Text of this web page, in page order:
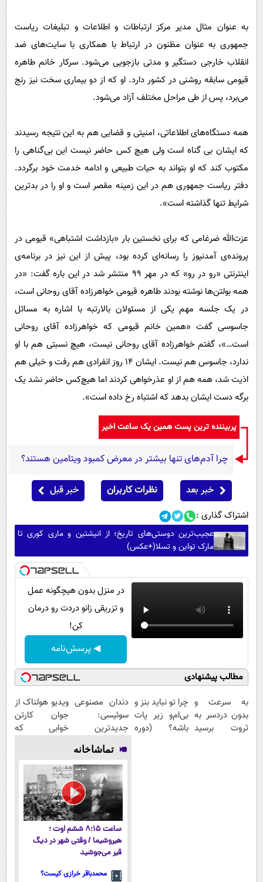
به عنوان مثال مدیر مرکز ارتباطات و اطلاعات و تبلیغات ریاست
جمهوری به عنوان مظنون در ارتباط با همکاری با سایت‌های ضد
انقلاب خارجی دستگیر و مدتی بازجویی می‌شود. سرکار خانم طاهره
قیومی سابقه روشنی در کشور دارد. او که از دو بیماری سخت نیز رنج
می‌برد، پس از طی مراحل مختلف آزاد می‌شود.
همه دستگاه‌های اطلاعاتی، امنیتی و قضایی هم به این نتیجه رسیدند
که ایشان بی گناه است ولی هیچ کس حاضر نیست این بی‌گناهی را
مکتوب کند که او بتواند به حیات طبیعی و ادامه خدمت خود برگردد.
دفتر ریاست جمهوری هم در این زمینه مقصر است و او را در بدترین
شرایط تنها گذاشته است».
عزت‌الله ضرغامی که برای نخستین بار «بازداشت اشتباهی» قیومی در
پرونده‌ی آمدنیوز را رسانه‌ای کرده بود، پیش از این نیز در برنامه‌ی
اینترنتی «رو در رو» که در مهر ۹۹ منتشر شد در این باره گفت: «در
همه بولتن‌ها نوشته بودند طاهره قیومی خواهرزاده آقای روحانی است،
در یک جلسه مهم یکی از مسئولان بالارتبه با اشاره به مسائل
جاسوسی گفت «همین خانم قیومی که خواهرزاده آقای روحانی
است…»، گفتم خواهرزاده آقای روحانی نیست، هیچ نسبتی هم با او
ندارد، جاسوس هم نیست. ایشان ۱۴ روز انفرادی هم رفت و خیلی هم
اذیت شد، همه هم از او عذرخواهی کردند اما هیچ‌کس حاضر نشد یک
برگه دست ایشان بدهد که اشتباه رخ داده است».
پربیننده ترین پست همین یک ساعت اخیر
چرا آدم‌های تنها بیشتر در معرض کمبود ویتامین هستند؟
خبر بعد نظرات کاربران خبر قبل
اشتراک گذاری :
عجیب‌ترین دوستی‌های تاریخ؛ از انیشتین و ماری کوری تا
مارک تواین و تسلا(+عکس)
در منزل بدون هیچگونه عمل
و تزریقی زانو دردت رو درمان
کن!
◀ پرسش‌نامه
مطالب پیشنهادی
به سرعت و
بدون دردسر به
ثروت برسید
چرا تو نباید بنز و
بی‌ام‌و زیر پات
باشه؟ (دوره
دندان مصنوعی
سوئیسی:
جدیدترین
فناوری اروپا،
سبک و مقاوم |
پرداخت قسطی
ویدیو هولناک از
جوان کارتن
خوابی که
تماشاخانه
ساعت ۸:۱۵ ششم اوت ؛
هیروشیما / وقتی شهر در دیگ
قیر می‌جوشید
محمدباقر خرازی کیست؟